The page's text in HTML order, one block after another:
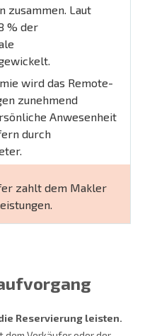
zusammen. Laut
% der
wird das Remote-
zunehmend
Anwesenheit
durch
zahlt dem Makler
Reservierung leisten.